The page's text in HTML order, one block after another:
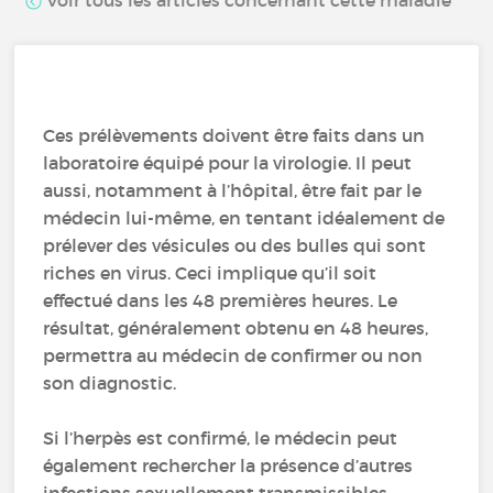
Ces prélèvements doivent être faits dans un
laboratoire équipé pour la virologie. Il peut
aussi, notamment à l’hôpital, être fait par le
médecin lui-même, en tentant idéalement de
prélever des vésicules ou des bulles qui sont
riches en virus. Ceci implique qu’il soit
effectué dans les 48 premières heures. Le
résultat, généralement obtenu en 48 heures,
permettra au médecin de confirmer ou non
son diagnostic.
Si l’herpès est confirmé, le médecin peut
également rechercher la présence d’autres